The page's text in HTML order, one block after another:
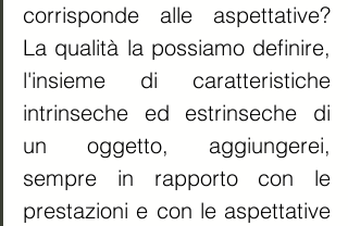
corrisponde alle aspettative?
La qualità la possiamo definire,
l'insieme di caratteristiche
intrinseche ed estrinseche di
un oggetto, aggiungerei,
sempre in rapporto con le
prestazioni e con le aspettative